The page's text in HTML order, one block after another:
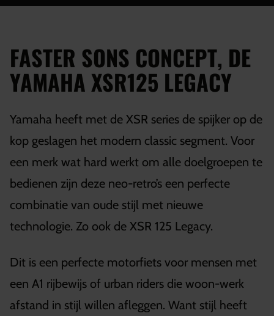
FASTER SONS CONCEPT, DE
YAMAHA XSR125 LEGACY
Yamaha heeft met de XSR series de spijker op de
kop geslagen het modern classic segment. Voor
een merk wat hard werkt om alle doelgroepen te
bedienen zijn deze neo-retro’s een perfecte
combinatie van oude stijl met nieuwe
technologie. Zo ook de XSR 125 Legacy.
Dit is een perfecte motorfiets voor mensen met
een A1 rijbewijs of urban riders die woon-werk
afstand in stijl willen afleggen. Want stijl heeft